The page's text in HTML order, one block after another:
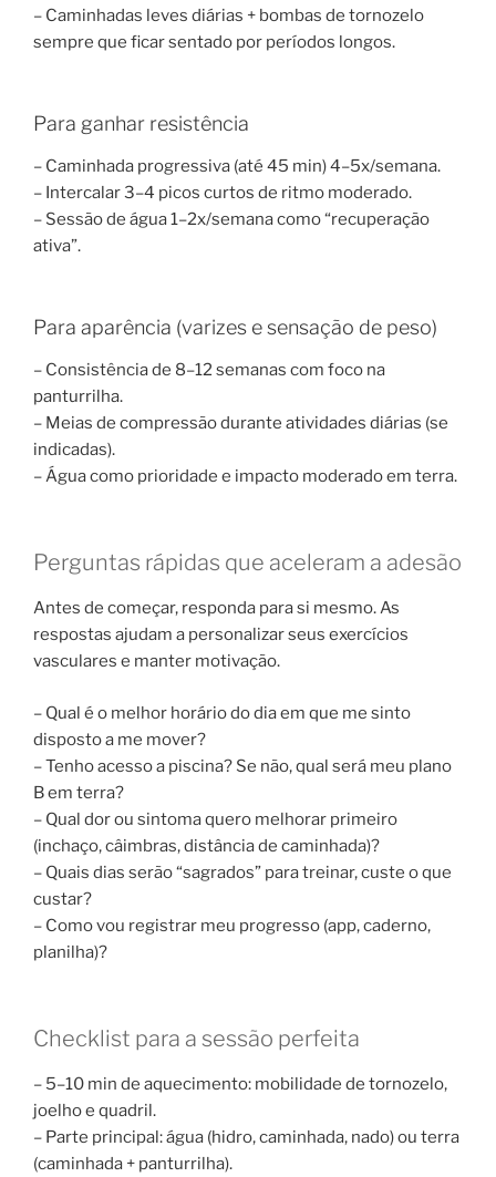
– Caminhadas leves diárias + bombas de tornozelo
sempre que ficar sentado por períodos longos.
Para ganhar resistência
– Caminhada progressiva (até 45 min) 4–5x/semana.
– Intercalar 3–4 picos curtos de ritmo moderado.
– Sessão de água 1–2x/semana como “recuperação
ativa”.
Para aparência (varizes e sensação de peso)
– Consistência de 8–12 semanas com foco na
panturrilha.
– Meias de compressão durante atividades diárias (se
indicadas).
– Água como prioridade e impacto moderado em terra.
Perguntas rápidas que aceleram a adesão
Antes de começar, responda para si mesmo. As
respostas ajudam a personalizar seus exercícios
vasculares e manter motivação.
– Qual é o melhor horário do dia em que me sinto
disposto a me mover?
– Tenho acesso a piscina? Se não, qual será meu plano
B em terra?
– Qual dor ou sintoma quero melhorar primeiro
(inchaço, câimbras, distância de caminhada)?
– Quais dias serão “sagrados” para treinar, custe o que
custar?
– Como vou registrar meu progresso (app, caderno,
planilha)?
Checklist para a sessão perfeita
– 5–10 min de aquecimento: mobilidade de tornozelo,
joelho e quadril.
– Parte principal: água (hidro, caminhada, nado) ou terra
(caminhada + panturrilha).